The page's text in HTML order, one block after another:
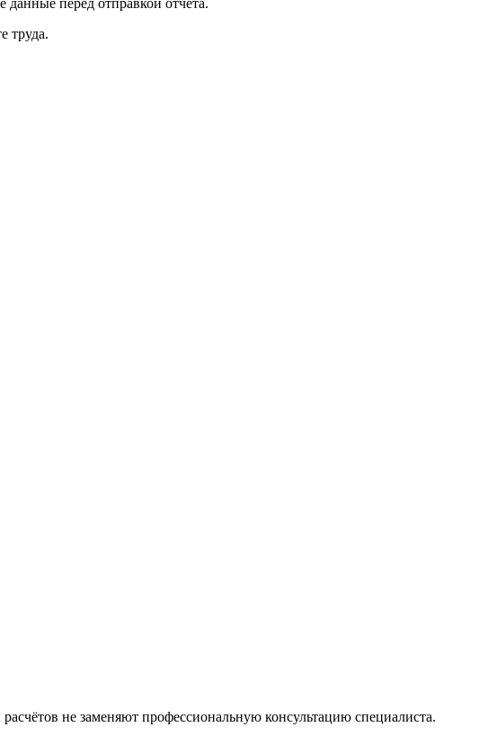
труда.
не заменяют профессиональную консультацию специалиста.